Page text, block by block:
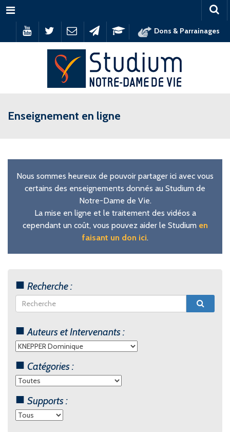
Menu
Dons & Parrainages
Enseignement en ligne
Nous sommes heureux de pouvoir partager ici avec vous
certains des enseignements donnés au Studium de
Notre-Dame de Vie.
La mise en ligne et le traitement des vidéos a
cependant un coût, vous pouvez aider le Studium en
faisant un don ici.
Recherche :
Auteurs et Intervenants :
Catégories :
Supports :